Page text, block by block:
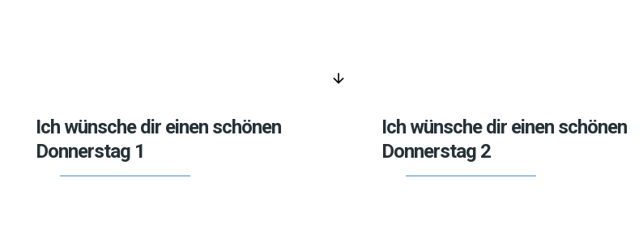
arrow_downward
Ich wünsche dir einen schönen
Donnerstag 1
Ich wünsche dir einen schönen
Donnerstag 2